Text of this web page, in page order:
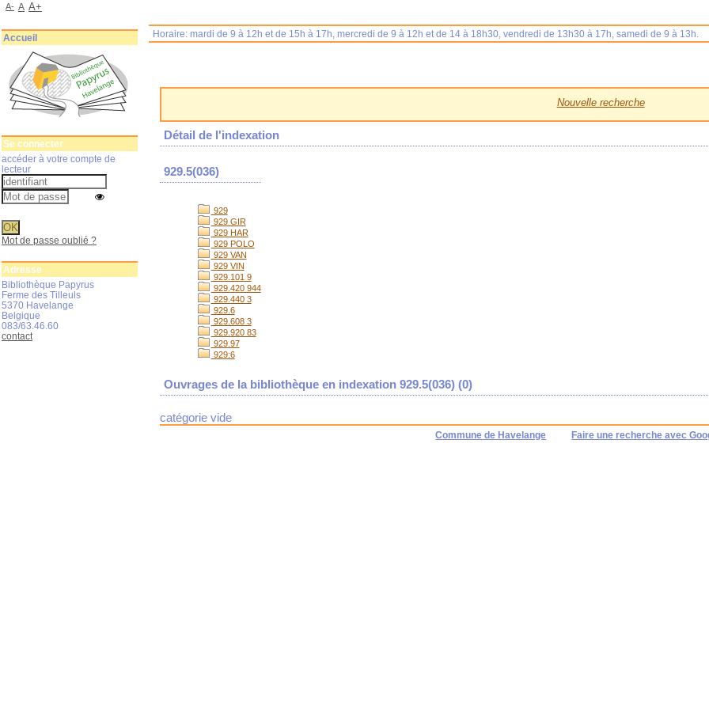
Nouvelle recherche
Détail de l'indexation
929.5(036)
929
929 GIR
929 HAR
929 POLO
929 VAN
929 VIN
929.101 9
929.420 944
929.440 3
929.6
929.608 3
929.920 83
929.97
929:6
Ouvrages de la bibliothèque en indexation 929.5(036) (0)
catégorie vide
Commune de Havelange Faire une recherche avec
Horaire: mardi de 9 à 12h et de 15h à 17h, mercredi de 9 à 12h et de 14 à 18h30, vendredi de 13h30 à 17h, samedi de 9 à 13h.
A- A A+
Accueil
Se connecter
accéder à votre compte de
lecteur
Mot de passe oublié ?
Adresse
Bibliothèque Papyrus
Ferme des Tilleuls
5370 Havelange
Belgique
083/63.46.60
contact